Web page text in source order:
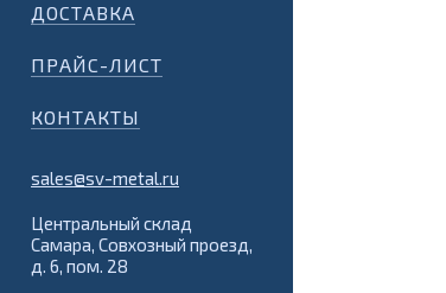
ДОСТАВКА
ПРАЙС-ЛИСТ
КОНТАКТЫ
sales@sv-metal.ru
Центральный склад
Самара, Совхозный проезд,
д. 6, пом. 28